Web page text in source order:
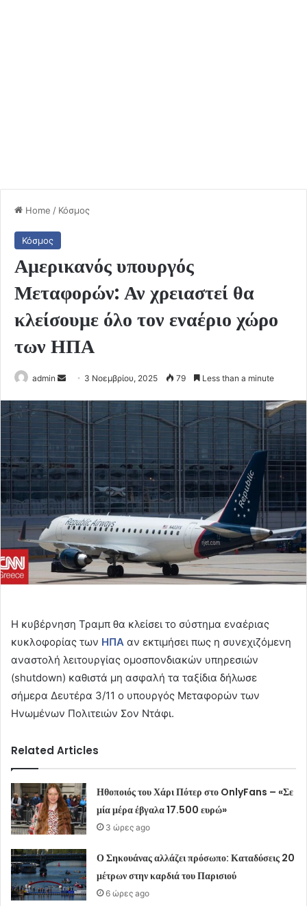
Home / Κόσμος
Κόσμος
Αμερικανός υπουργός
Μεταφορών: Αν χρειαστεί θα
κλείσουμε όλο τον εναέριο χώρο
των ΗΠΑ
admin
Send
email
3 Νοεμβρίου, 2025 79 Less than a minute
Η κυβέρνηση Τραμπ θα κλείσει το σύστημα εναέριας
κυκλοφορίας των ΗΠΑ αν εκτιμήσει πως η συνεχιζόμενη
αναστολή λειτουργίας ομοσπονδιακών υπηρεσιών
(shutdown) καθιστά μη ασφαλή τα ταξίδια δήλωσε
σήμερα Δευτέρα 3/11 ο υπουργός Μεταφορών των
Ηνωμένων Πολιτειών Σον Ντάφι.
Related Articles
Ηθοποιός του Χάρι Πότερ στο OnlyFans – «Σε
μία μέρα έβγαλα 17.500 ευρώ»
3 ώρες ago
Ο Σηκουάνας αλλάζει πρόσωπο: Καταδύσεις 20
μέτρων στην καρδιά του Παρισιού
6 ώρες ago